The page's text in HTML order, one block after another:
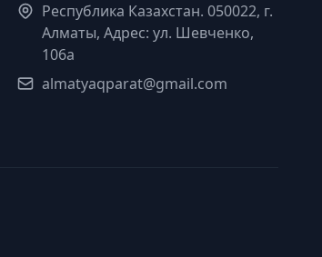
Республика Казахстан. 050022, г.
Алматы, Адрес: ул. Шевченко,
106а
almatyaqparat@gmail.com